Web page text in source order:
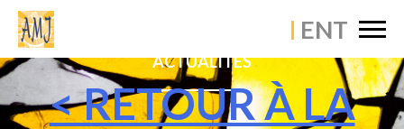
ACTUALITÉS
< RETOUR À LA
×
ÉTABLISSEMENT
VIE PASTORALE